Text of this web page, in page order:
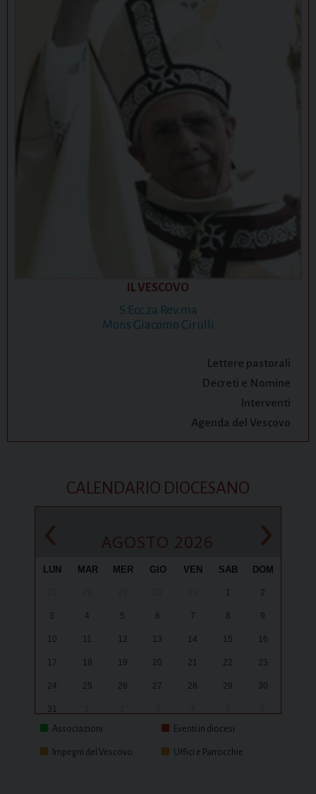
IL VESCOVO
S.Ecc.za Rev.ma
Mons Giacomo Cirulli
Lettere pastorali
Decreti e Nomine
Interventi
Agenda del Vescovo
CALENDARIO DIOCESANO
‹ AGOSTO 2026 ›
LUN MAR MER GIO VEN SAB DOM
1 2
3 4 5 6 7 8 9
10 11 12 13 14 15 16
17 18 19 20 21 22 23
24 25 26 27 28 29 30
31
Associazioni
Eventi in diocesi
Impegni del Vescovo Uffici e Parrocchie